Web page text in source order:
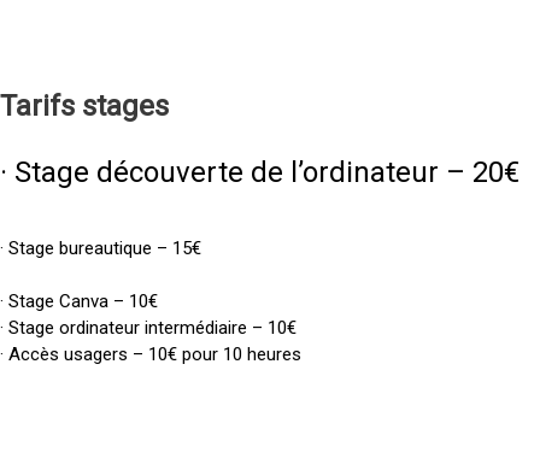
Tarifs stages
· Stage découverte de l’ordinateur – 20€
· Stage bureautique – 15€
· Stage Canva – 10€
· Stage ordinateur intermédiaire – 10€
· Accès usagers – 10€ pour 10 heures